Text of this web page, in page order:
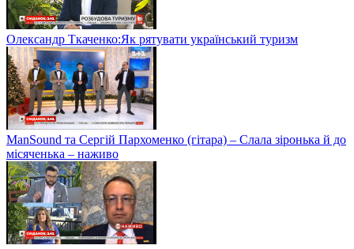
Олександр Ткаченко:Як рятувати український туризм
ManSound та Сергій Пархоменко (гітара) – Слала зіронька й до
місяченька – наживо